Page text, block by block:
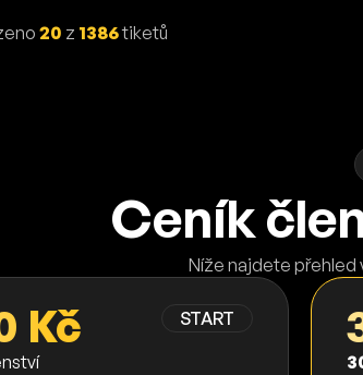
20 z 1386tiketů
Ceník
Níže najdete přehled
START
Kč